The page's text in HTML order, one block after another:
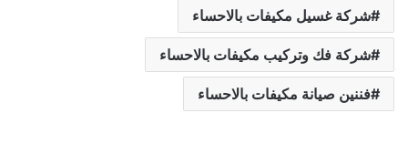
شركة غسيل مكيفات بالاحساء
شركة فك وتركيب مكيفات بالاحساء
فننين صيانة مكيفات بالاحساء